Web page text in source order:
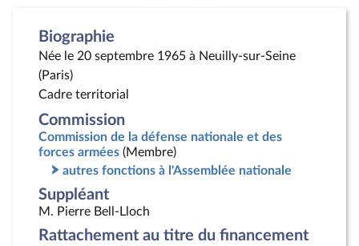
Biographie
Née le 20 septembre 1965 à Neuilly-sur-Seine
(Paris)
Cadre territorial
Commission
Commission de la défense nationale et des
forces armées (Membre)
autres fonctions à l'Assemblée nationale
Suppléant
M. Pierre Bell-Lloch
Rattachement au titre du financement